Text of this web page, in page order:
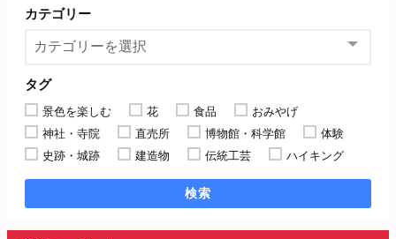
カテゴリー
タグ
景色を楽しむ 花 食品
おみやげ
神社・寺院
直売所 博物館・科学館
体験
史跡・城跡
建造物 伝統工芸 ハイキング
検索